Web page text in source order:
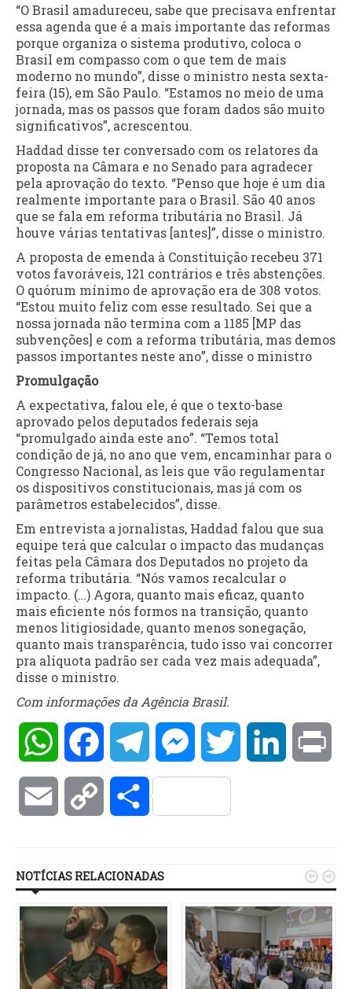
“O Brasil amadureceu, sabe que precisava enfrentar
essa agenda que é a mais importante das reformas
porque organiza o sistema produtivo, coloca o
Brasil em compasso com o que tem de mais
moderno no mundo”, disse o ministro nesta sexta-
feira (15), em São Paulo. “Estamos no meio de uma
jornada, mas os passos que foram dados são muito
significativos”, acrescentou.
Haddad disse ter conversado com os relatores da
proposta na Câmara e no Senado para agradecer
pela aprovação do texto. “Penso que hoje é um dia
realmente importante para o Brasil. São 40 anos
que se fala em reforma tributária no Brasil. Já
houve várias tentativas [antes]”, disse o ministro.
A proposta de emenda à Constituição recebeu 371
votos favoráveis, 121 contrários e três abstenções.
O quórum mínimo de aprovação era de 308 votos.
“Estou muito feliz com esse resultado. Sei que a
nossa jornada não termina com a 1185 [MP das
subvenções] e com a reforma tributária, mas demos
passos importantes neste ano”, disse o ministro
Promulgação
A expectativa, falou ele, é que o texto-base
aprovado pelos deputados federais seja
“promulgado ainda este ano”. “Temos total
condição de já, no ano que vem, encaminhar para o
Congresso Nacional, as leis que vão regulamentar
os dispositivos constitucionais, mas já com os
parâmetros estabelecidos”, disse.
Em entrevista a jornalistas, Haddad falou que sua
equipe terá que calcular o impacto das mudanças
feitas pela Câmara dos Deputados no projeto da
reforma tributária. “Nós vamos recalcular o
impacto. (…) Agora, quanto mais eficaz, quanto
mais eficiente nós formos na transição, quanto
menos litigiosidade, quanto menos sonegação,
quanto mais transparência, tudo isso vai concorrer
pra alíquota padrão ser cada vez mais adequada”,
disse o ministro.
Com informações da Agência Brasil.
WhatsAppFacebookTelegramMessengerTwitter LinkedIn
Email Copy Compartilhar
NOTÍCIAS RELACIONADAS  